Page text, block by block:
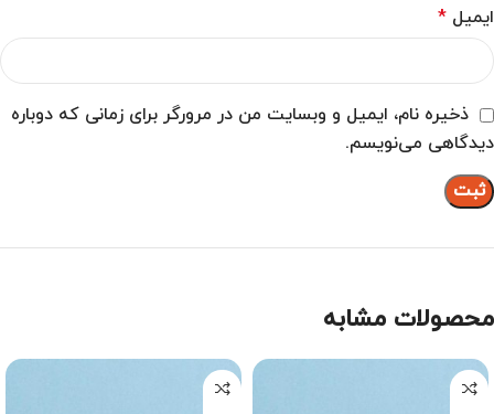
ایمیل *
ذخیره نام، ایمیل و وبسایت من در مرورگر برای زمانی که دوباره
دیدگاهی می‌نویسم.
محصولات مشابه